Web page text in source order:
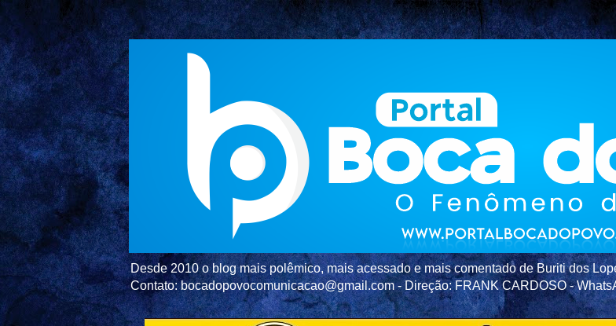
Desde 2010 o blog mais polêmico, mais acessado e mais comentado de Buriti dos
Contato: bocadopovocomunicacao@gmail.com - Direção: FRANK CARDOSO -